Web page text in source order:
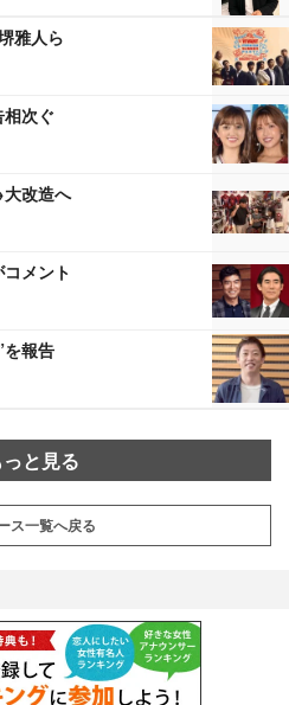
雅人ら
次ぐ
大改造へ
メント
を報告
っと見る
ス一覧へ戻る